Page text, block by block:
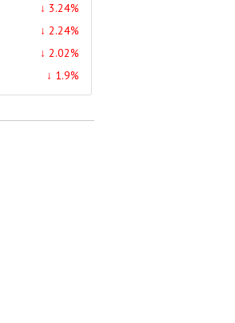
↓ 3.24%
↓ 2.24%
↓ 2.02%
↓ 1.9%